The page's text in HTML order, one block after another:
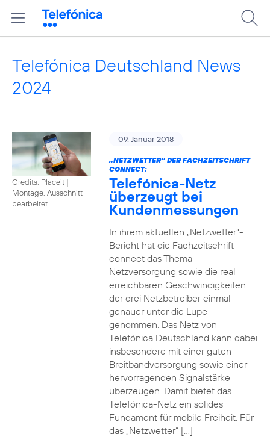
Telefónica Deutschland News
2024
Credits: Placeit |
Montage, Ausschnitt
bearbeitet
09. Januar 2018
„NETZWETTER“ DER FACHZEITSCHRIFT
CONNECT:
Telefónica-Netz
überzeugt bei
Kundenmessungen
In ihrem aktuellen „Netzwetter“-
Bericht hat die Fachzeitschrift
connect das Thema
Netzversorgung sowie die real
erreichbaren Geschwindigkeiten
der drei Netzbetreiber einmal
genauer unter die Lupe
genommen. Das Netz von
Telefónica Deutschland kann dabei
insbesondere mit einer guten
Breitbandversorgung sowie einer
hervorragenden Signalstärke
überzeugen. Damit bietet das
Telefónica-Netz ein solides
Fundament für mobile Freiheit. Für
das „Netzwetter“ […]